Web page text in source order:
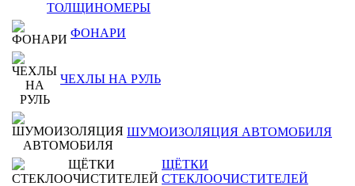
ТОЛЩИНОМЕРЫ
ФОНАРИ
ЧЕХЛЫ НА РУЛЬ
ШУМОИЗОЛЯЦИЯ АВТОМОБИЛЯ
ЩЁТКИ
СТЕКЛООЧИСТИТЕЛЕЙ